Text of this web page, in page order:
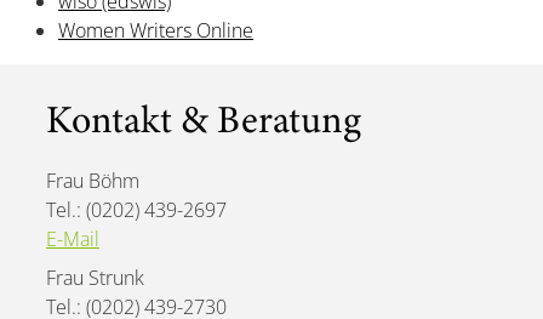
Women Writers Online
Kontakt & Beratung
Frau Böhm
Tel.: (0202) 439-2697
E-Mail
Frau Strunk
Tel.: (0202) 439-2730